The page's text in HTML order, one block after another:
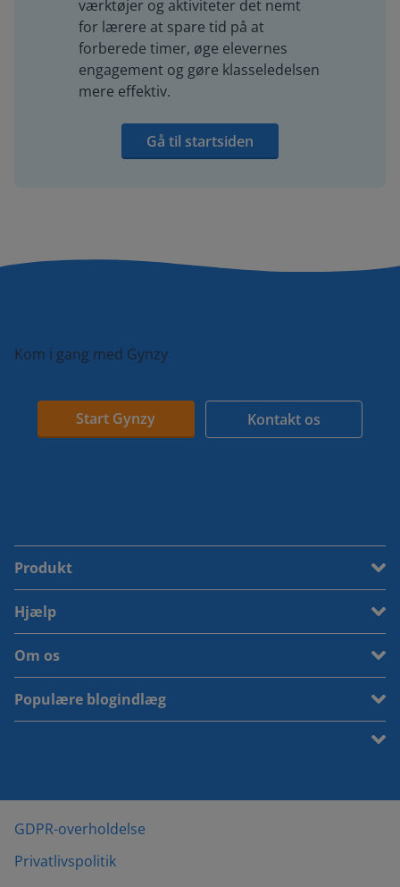
værktøjer og aktiviteter det nemt
for lærere at spare tid på at
forberede timer, øge elevernes
engagement og gøre klasseledelsen
mere effektiv.
Gå til startsiden
Kom i gang med Gynzy
Start Gynzy Kontakt os
Produkt
Hjælp
Om os
Populære blogindlæg
GDPR-overholdelse
Privatlivspolitik